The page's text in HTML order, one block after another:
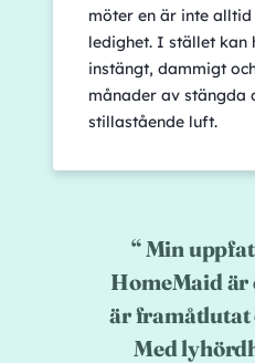
möter en är inte
ledighet. I stället kan
instängt, dammigt
månader av stängda
stillastående luft.
Min
HomeMaid är
är framåtlutat
Med